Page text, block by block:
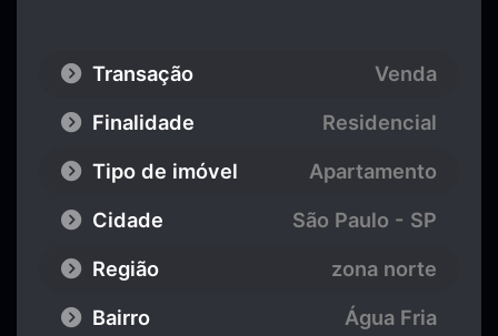
Transação
Venda
Finalidade
Residencial
Tipo de imóvel
Apartamento
Cidade
São Paulo - SP
Região
zona norte
Bairro
Água Fria